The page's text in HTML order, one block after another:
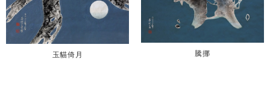
玉貓倚月 騰挪